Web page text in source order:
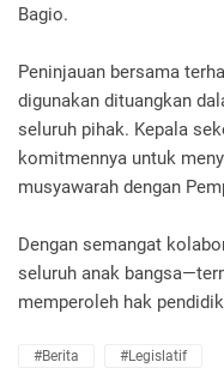
Bagio.
Peninjauan bersama
digunakan dituangkan
seluruh pihak. Kepala
komitmennya untuk
musyawarah dengan
Dengan semangat
seluruh anak
memperoleh hak
#Berita #Legislatif